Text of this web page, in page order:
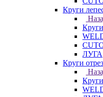
Круги
ЛУГА
Круги